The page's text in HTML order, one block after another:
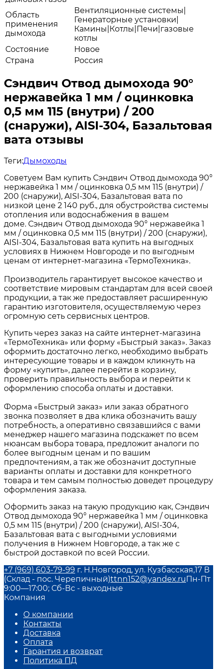
Область
применения
дымохода
Вентиляционные системы|
Генераторные установки|
Камины|Котлы|Печи|газовые
котлы
Состояние
Новое
Страна
Россия
Сэндвич Отвод дымохода 90°
нержавейка 1 мм / оцинковка
0,5 мм 115 (внутри) / 200
(снаружи), AISI-304, Базальтовая
вата отзывы
Теги:Дымоходы
Советуем Вам купить Сэндвич Отвод дымохода 90°
нержавейка 1 мм / оцинковка 0,5 мм 115 (внутри) /
200 (снаружи), AISI-304, Базальтовая вата по
низкой цене 2 140 руб., для обустройства системы
отопления или водоснабжения в вашем
доме. Сэндвич Отвод дымохода 90° нержавейка 1
мм / оцинковка 0,5 мм 115 (внутри) / 200 (снаружи),
AISI-304, Базальтовая вата купить на выгодных
условиях в Нижнем Новгороде и по выгодным
ценам от интернет-магазина «ТермоТехника».
Производитель гарантирует высокое качество и
соответствие мировым стандартам для всей своей
продукции, а так же предоставляет расширенную
гарантию изготовителя, осуществляемую через
огромную сеть сервисных центров.
Купить через заказ на сайте интернет-магазина
«ТермоТехника» или форму «Быстрый заказ». Заказ
оформить достаточно легко, необходимо выбрать
интересующие товары и в каждом кликнуть на
форму «купить», далее перейти в корзину,
проверить правильность выбора и перейти к
оформлению способа оплаты и доставки.
Форма «Быстрый заказ» или заказ обратного
звонка позволяет в два клика обозначить вашу
потребность, а оперативно связавшийся с вами
менеджер нашего магазина подскажет по всем
нюансам выбора товара, предложит аналоги по
более выгодным ценам и по вашим
предпочтениям, а так же обозначит доступные
варианты оплаты и доставки для конкретного
товара и тем самым полностью доведет процедуру
оформления заказа.
Оформить заказ на такую продукцию как, Сэндвич
Отвод дымохода 90° нержавейка 1 мм / оцинковка
0,5 мм 115 (внутри) / 200 (снаружи), AISI-304,
Базальтовая вата с выгодными условиями
получения в Нижнем Новгороде, а так же с
быстрой доставкой по всей России.
+7 (969) 603-79-99 г. Н.Новгород, ул. Кузбасская,17 В
(Склад - пос. Черепичный)ttnn152@yandex.ruПн-Пт
9:00—17:00; Сб-Вс - выходные
Компания
О компании
Контакты
Доставка
Оплата
Гарантия и возврат
Политика ПД